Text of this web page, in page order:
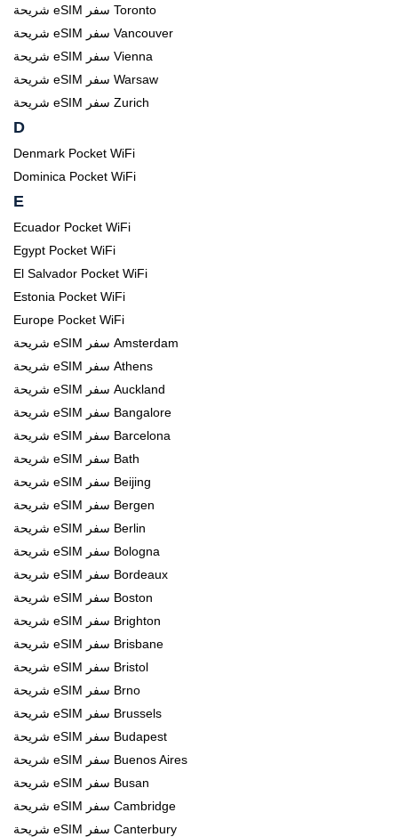
شريحة eSIM سفر Toronto
شريحة eSIM سفر Vancouver
شريحة eSIM سفر Vienna
شريحة eSIM سفر Warsaw
شريحة eSIM سفر Zurich
D
Denmark Pocket WiFi
Dominica Pocket WiFi
E
Ecuador Pocket WiFi
Egypt Pocket WiFi
El Salvador Pocket WiFi
Estonia Pocket WiFi
Europe Pocket WiFi
شريحة eSIM سفر Amsterdam
شريحة eSIM سفر Athens
شريحة eSIM سفر Auckland
شريحة eSIM سفر Bangalore
شريحة eSIM سفر Barcelona
شريحة eSIM سفر Bath
شريحة eSIM سفر Beijing
شريحة eSIM سفر Bergen
شريحة eSIM سفر Berlin
شريحة eSIM سفر Bologna
شريحة eSIM سفر Bordeaux
شريحة eSIM سفر Boston
شريحة eSIM سفر Brighton
شريحة eSIM سفر Brisbane
شريحة eSIM سفر Bristol
شريحة eSIM سفر Brno
شريحة eSIM سفر Brussels
شريحة eSIM سفر Budapest
شريحة eSIM سفر Buenos Aires
شريحة eSIM سفر Busan
شريحة eSIM سفر Cambridge
شريحة eSIM سفر Canterbury